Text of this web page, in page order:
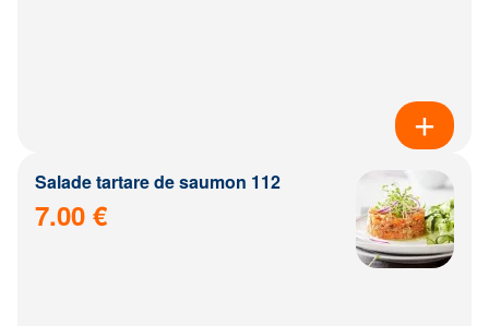
Salade tartare de saumon 112
7.00 €